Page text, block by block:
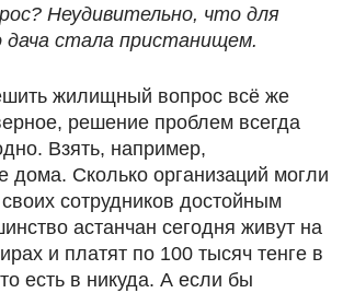
Неудивительно, что для
дача стала пристанищем.
жилищный вопрос всё же
решение проблем всегда
Взять, например,
дома. Сколько организаций могли
сотрудников достойным
астанчан сегодня живут на
и платят по 100 тысяч тенге в
есть в никуда. А если бы